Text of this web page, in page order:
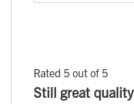
Rated 5 out of 5
Still great quality